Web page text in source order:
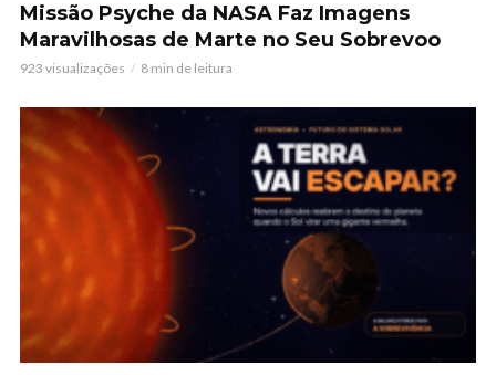
Missão Psyche da NASA Faz Imagens
Maravilhosas de Marte no Seu Sobrevoo
923 visualizações 8 min de leitura